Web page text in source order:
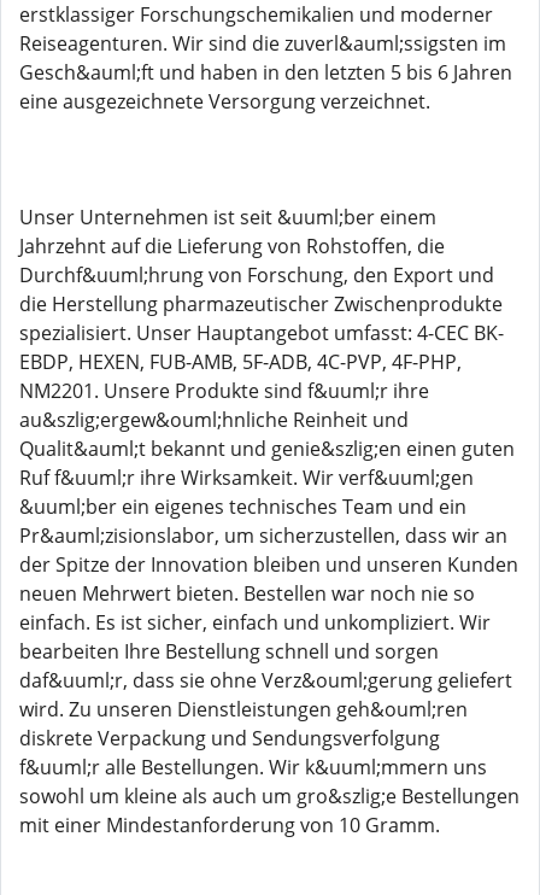
erstklassiger Forschungschemikalien und moderner
Reiseagenturen. Wir sind die zuverl&auml;ssigsten im
Gesch&auml;ft und haben in den letzten 5 bis 6 Jahren
eine ausgezeichnete Versorgung verzeichnet.
Unser Unternehmen ist seit &uuml;ber einem
Jahrzehnt auf die Lieferung von Rohstoffen, die
Durchf&uuml;hrung von Forschung, den Export und
die Herstellung pharmazeutischer Zwischenprodukte
spezialisiert. Unser Hauptangebot umfasst: 4-CEC BK-
EBDP, HEXEN, FUB-AMB, 5F-ADB, 4C-PVP, 4F-PHP,
NM2201. Unsere Produkte sind f&uuml;r ihre
au&szlig;ergew&ouml;hnliche Reinheit und
Qualit&auml;t bekannt und genie&szlig;en einen guten
Ruf f&uuml;r ihre Wirksamkeit. Wir verf&uuml;gen
&uuml;ber ein eigenes technisches Team und ein
Pr&auml;zisionslabor, um sicherzustellen, dass wir an
der Spitze der Innovation bleiben und unseren Kunden
neuen Mehrwert bieten. Bestellen war noch nie so
einfach. Es ist sicher, einfach und unkompliziert. Wir
bearbeiten Ihre Bestellung schnell und sorgen
daf&uuml;r, dass sie ohne Verz&ouml;gerung geliefert
wird. Zu unseren Dienstleistungen geh&ouml;ren
diskrete Verpackung und Sendungsverfolgung
f&uuml;r alle Bestellungen. Wir k&uuml;mmern uns
sowohl um kleine als auch um gro&szlig;e Bestellungen
mit einer Mindestanforderung von 10 Gramm.